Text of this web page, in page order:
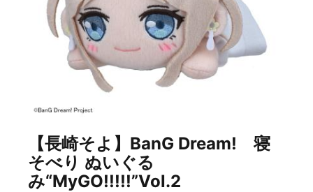
【長崎そよ】BanG Dream! 寝
そべり ぬいぐる
み“MyGO!!!!!”Vol.2